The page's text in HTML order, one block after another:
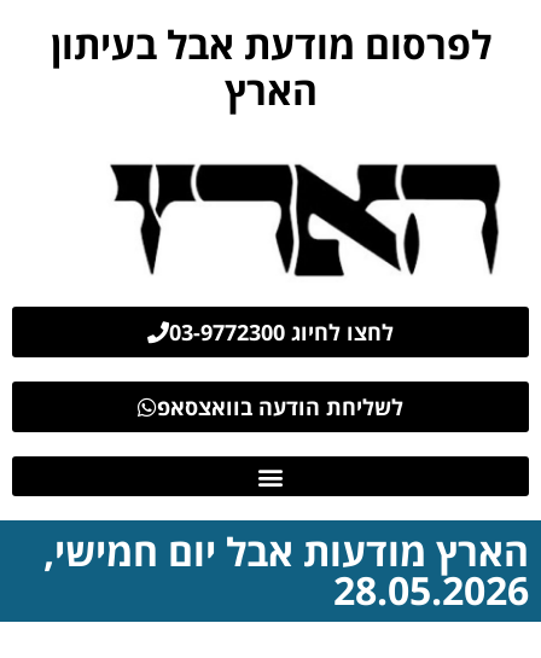
לפרסום מודעת אבל בעיתון
הארץ
לחצו לחיוג 03-9772300
לשליחת הודעה בוואצסאפ
הארץ מודעות אבל יום חמישי,
28.05.2026